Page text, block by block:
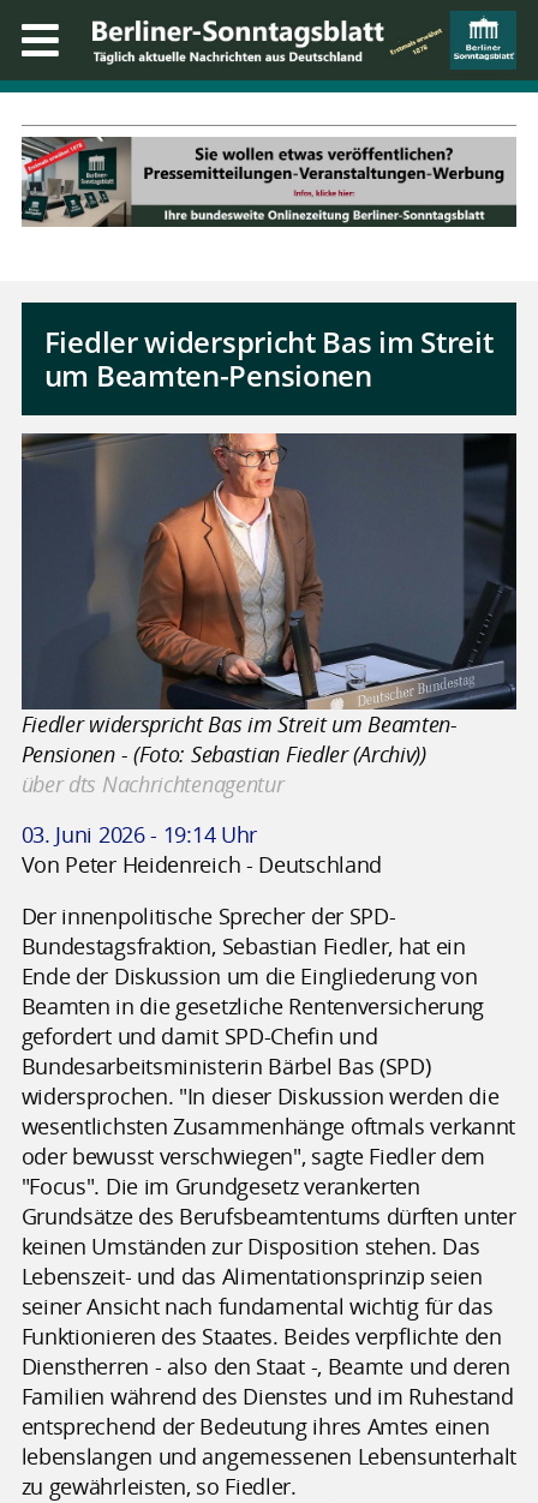
Fiedler widerspricht Bas im Streit
um Beamten-Pensionen
Fiedler widerspricht Bas im Streit um Beamten-
Pensionen - (Foto: Sebastian Fiedler (Archiv))
über dts Nachrichtenagentur
03. Juni 2026 - 19:14 Uhr
Von Peter Heidenreich - Deutschland
Der innenpolitische Sprecher der SPD-
Bundestagsfraktion, Sebastian Fiedler, hat ein
Ende der Diskussion um die Eingliederung von
Beamten in die gesetzliche Rentenversicherung
gefordert und damit SPD-Chefin und
Bundesarbeitsministerin Bärbel Bas (SPD)
widersprochen. "In dieser Diskussion werden die
wesentlichsten Zusammenhänge oftmals verkannt
oder bewusst verschwiegen", sagte Fiedler dem
"Focus". Die im Grundgesetz verankerten
Grundsätze des Berufsbeamtentums dürften unter
keinen Umständen zur Disposition stehen. Das
Lebenszeit- und das Alimentationsprinzip seien
seiner Ansicht nach fundamental wichtig für das
Funktionieren des Staates. Beides verpflichte den
Dienstherren - also den Staat -, Beamte und deren
Familien während des Dienstes und im Ruhestand
entsprechend der Bedeutung ihres Amtes einen
lebenslangen und angemessenen Lebensunterhalt
zu gewährleisten, so Fiedler.